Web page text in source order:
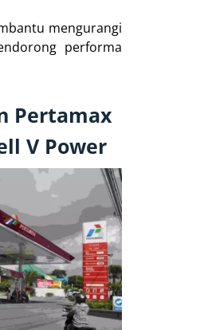
mengurangi
performa
Pertamax
V Power